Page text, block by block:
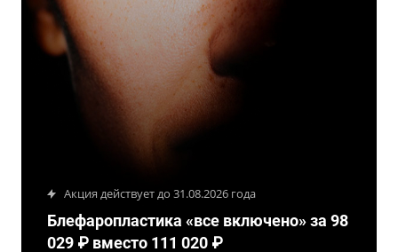
Акция действует до 31.08.2026 года
Блефаропластика «все включено» за 98
029 ₽ вместо 111 020 ₽